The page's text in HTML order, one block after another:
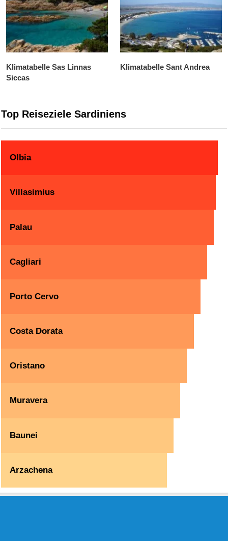
Klimatabelle Sas Linnas
Siccas
Klimatabelle Sant Andrea
Top Reiseziele Sardiniens
Olbia
Villasimius
Palau
Cagliari
Porto Cervo
Costa Dorata
Oristano
Muravera
Baunei
Arzachena